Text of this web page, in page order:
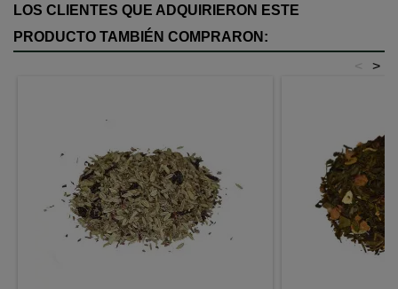
LOS CLIENTES QUE ADQUIRIERON ESTE
PRODUCTO TAMBIÉN COMPRARON:
>
<